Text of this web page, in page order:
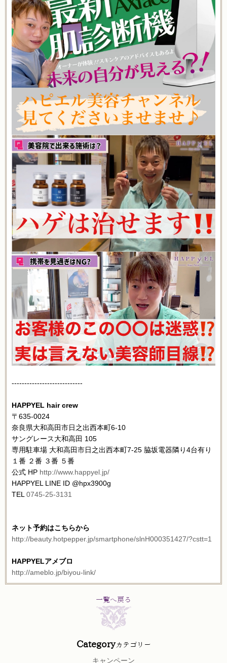
----------------------------
HAPPYEL hair crew
〒635-0024
奈良県大和高田市日之出西本町6-10
サングレース大和高田 105
専用駐車場 大和高田市日之出西本町7-25 脇坂電器隣り4台有り
１番 ２番 ３番 ５番
公式 HP http://www.happyel.jp/
HAPPYEL LINE ID @hpx3900g
TEL 0745-25-3131
ネット予約はこちらから
http://beauty.hotpepper.jp/smartphone/slnH000351427/?cstt=1
HAPPYELアメブロ
http://ameblo.jp/biyou-link/
一覧へ戻る
Categoryカテゴリー
キャンペーン